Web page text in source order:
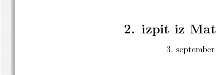
2.  izpit iz
3.